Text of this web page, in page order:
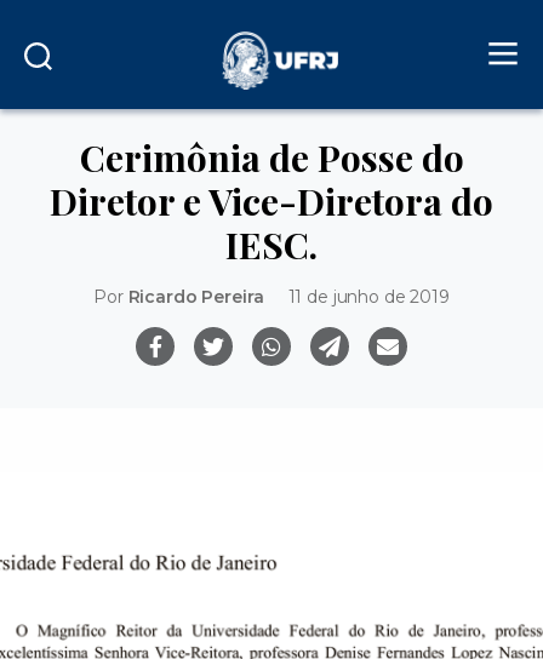
Cerimônia de Posse do
Diretor e Vice-Diretora do
IESC.
Por Ricardo Pereira 11 de junho de 2019